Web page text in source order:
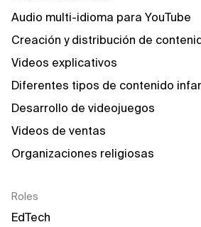
Audio multi-idioma para YouTube
Creación y distribución de
Videos explicativos
Diferentes tipos de contenido
Desarrollo de videojuegos
Videos de ventas
Organizaciones religiosas
Roles
EdTech